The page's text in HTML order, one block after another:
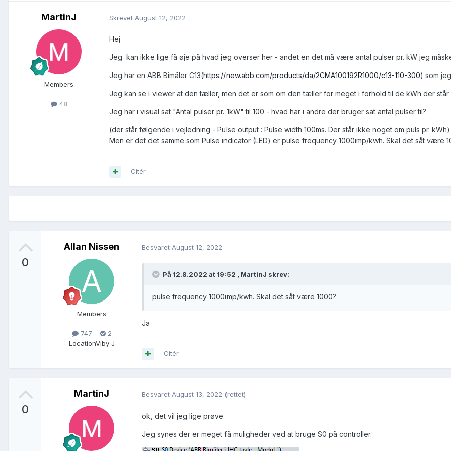
MartinJ
Members
48
Skrevet August 12, 2022
Hej
Jeg kan ikke lige få øje på hvad jeg overser her - andet en det må være antal pulser pr. kW jeg
Jeg har en ABB Bimåler C13(https://new.abb.com/products/da/2CMA100192R1000/c13-110-300) som
Jeg kan se i viewer at den tæller, men det er som om den tæller for meget i forhold til de kWh der står
Jeg har i visual sat "Antal pulser pr. 1kW" til 100 - hvad har i andre der bruger sat antal pulser til?
(der står følgende i vejledning - Pulse output : Pulse width 100ms. Der står ikke noget om puls pr. kWh)
Men er det det samme som Pulse indicator (LED) er pulse frequency 1000imp/kwh. Skal det såt være
Citér
0
Allan Nissen
Members
747
2
LocationViby J
Besvaret August 12, 2022
På 12.8.2022 at 19:52 , MartinJ skrev:
pulse frequency 1000imp/kwh. Skal det såt være 1000?
Ja
Citér
0
MartinJ Besvaret August 13, 2022 (rettet)
ok, det vil jeg lige prøve.
Jeg synes der er meget få muligheder ved at bruge S0 på controller.